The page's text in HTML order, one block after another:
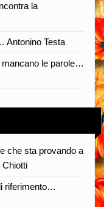
la
Antonino Testa
mancano le parole…
che sta provando a
riferimento…